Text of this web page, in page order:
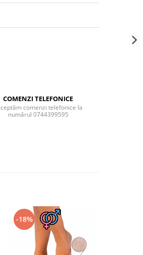
COMENZI TELEFONICE
comenzi telefonice la
numărul 0744399595
-18%